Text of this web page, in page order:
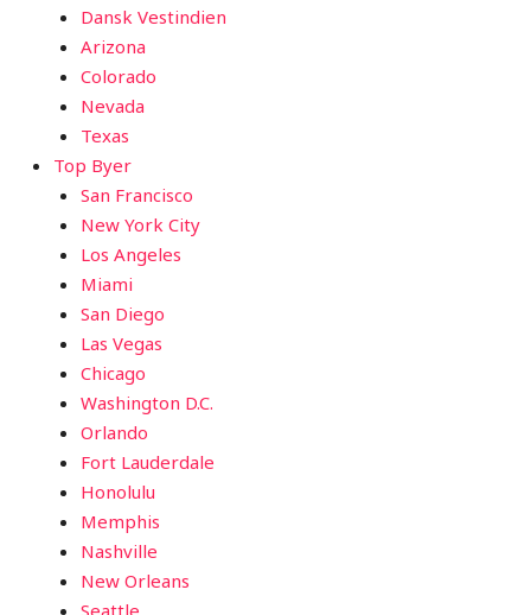
Dansk Vestindien
Arizona
Colorado
Nevada
Texas
Top Byer
San Francisco
New York City
Los Angeles
Miami
San Diego
Las Vegas
Chicago
Washington D.C.
Orlando
Fort Lauderdale
Honolulu
Memphis
Nashville
New Orleans
Seattle